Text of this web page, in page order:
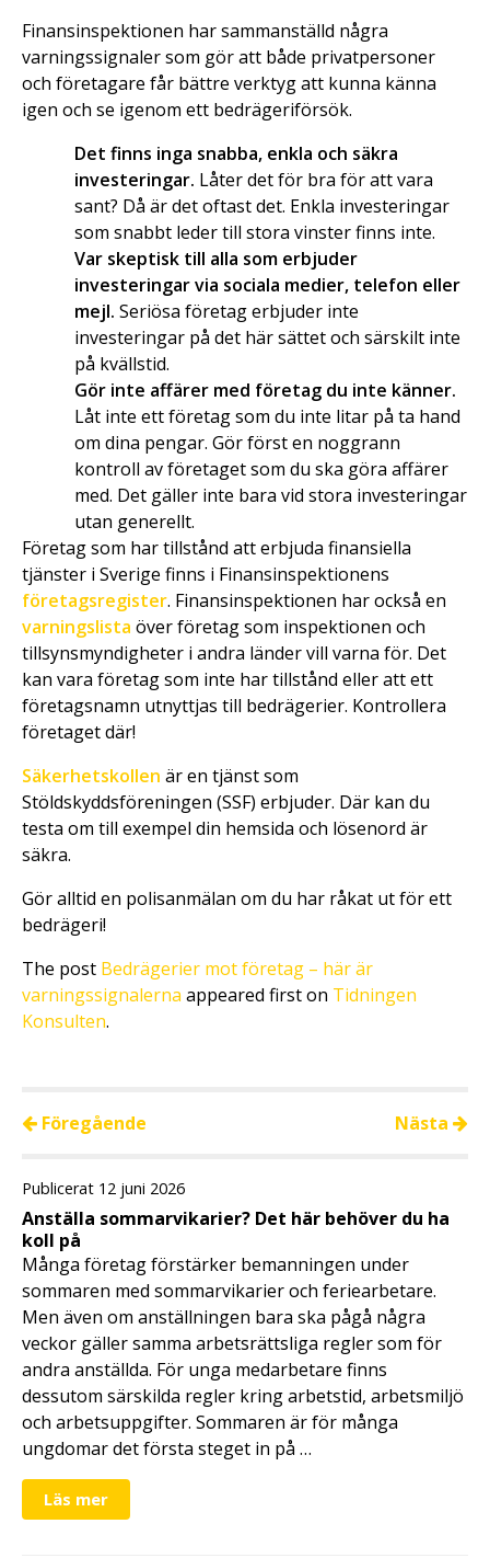
Finansinspektionen har sammanställd några
varningssignaler som gör att både privatpersoner
och företagare får bättre verktyg att kunna känna
igen och se igenom ett bedrägeriförsök.
Det finns inga snabba, enkla och säkra
investeringar. Låter det för bra för att vara
sant? Då är det oftast det. Enkla investeringar
som snabbt leder till stora vinster finns inte.
Var skeptisk till alla som erbjuder
investeringar via sociala medier, telefon eller
mejl. Seriösa företag erbjuder inte
investeringar på det här sättet och särskilt inte
på kvällstid.
Gör inte affärer med företag du inte känner.
Låt inte ett företag som du inte litar på ta hand
om dina pengar. Gör först en noggrann
kontroll av företaget som du ska göra affärer
med. Det gäller inte bara vid stora investeringar
utan generellt.
Företag som har tillstånd att erbjuda finansiella
tjänster i Sverige finns i Finansinspektionens
företagsregister. Finansinspektionen har också en
varningslista över företag som inspektionen och
tillsynsmyndigheter i andra länder vill varna för. Det
kan vara företag som inte har tillstånd eller att ett
företagsnamn utnyttjas till bedrägerier. Kontrollera
företaget där!
Säkerhetskollen är en tjänst som
Stöldskyddsföreningen (SSF) erbjuder. Där kan du
testa om till exempel din hemsida och lösenord är
säkra.
Gör alltid en polisanmälan om du har råkat ut för ett
bedrägeri!
The post Bedrägerier mot företag – här är
varningssignalerna appeared first on Tidningen
Konsulten.
Föregående Nästa
Publicerat 12 juni 2026
Anställa sommarvikarier? Det här behöver du ha
koll på
Många företag förstärker bemanningen under
sommaren med sommarvikarier och feriearbetare.
Men även om anställningen bara ska pågå några
veckor gäller samma arbetsrättsliga regler som för
andra anställda. För unga medarbetare finns
dessutom särskilda regler kring arbetstid, arbetsmiljö
och arbetsuppgifter. Sommaren är för många
ungdomar det första steget in på …
Läs mer